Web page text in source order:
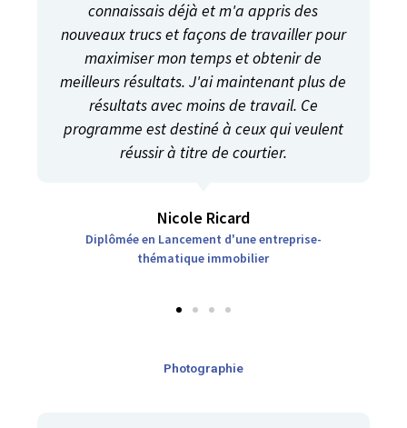
connaissais déjà et m'a appris des
nouveaux trucs et façons de travailler pour
maximiser mon temps et obtenir de
meilleurs résultats. J'ai maintenant plus de
résultats avec moins de travail. Ce
programme est destiné à ceux qui veulent
réussir à titre de courtier.
Nicole Ricard
Diplômée en Lancement d'une entreprise-
thématique immobilier
Photographie​